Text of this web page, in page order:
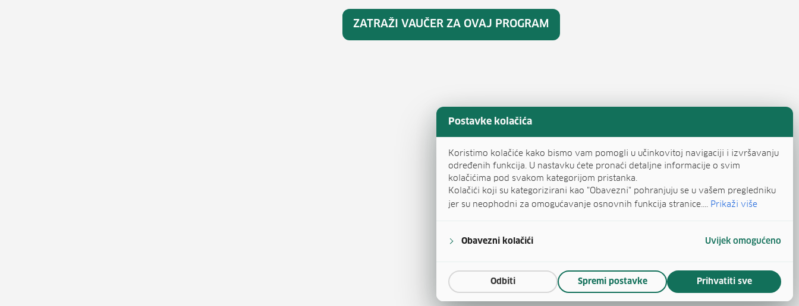
Postavke kolačića
Koristimo kolačiće kako bismo vam pomogli u učinkovitoj navigaciji i izvršavanju
određenih funkcija. U nastavku ćete pronaći detaljne informacije o svim
kolačićima pod svakom kategorijom pristanka.
Kolačići koji su kategorizirani kao "Obavezni" pohranjuju se u vašem pregledniku
jer su neophodni za omogućavanje osnovnih funkcija stranice.... Prikaži više
Obavezni kolačići Uvijek omogućeno
Odbiti Spremi postavke Prihvatiti sve
ZATRAŽI VAUČER ZA OVAJ PROGRAM